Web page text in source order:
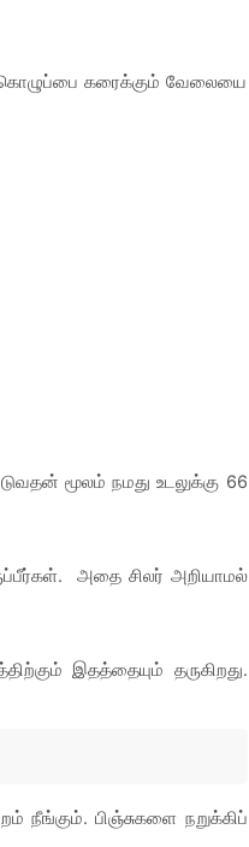
கொழுப்பை கரைக்கும் வேலையை
மூலம் நமது உடலுக்கு 66
அதை சிலர் அறியாமல்
இதத்தையும் தருகிறது.
நீங்கும். பிஞ்சுகளை நறுக்கிப்